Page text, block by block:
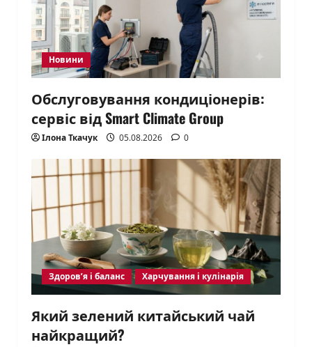
Новини
Обслуговування кондиціонерів:
сервіс від Smart Climate Group
Ілона Ткачук 05.08.2026 0
Здоров’я і баланс Харчування і кулінарія
Який зелений китайський чай
найкращий?